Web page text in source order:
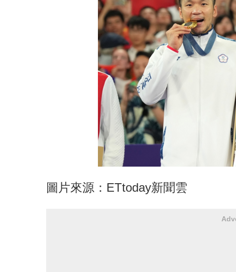
圖片來源：ETtoday新聞雲